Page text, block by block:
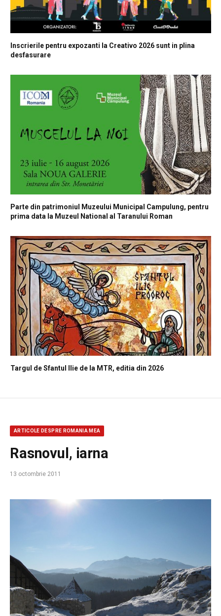
Inscrierile pentru expozanti la Creativo 2026 sunt in plina
desfasurare
Parte din patrimoniul Muzeului Municipal Campulung, pentru
prima data la Muzeul National al Taranului Roman
Targul de Sfantul Ilie de la MTR, editia din 2026
ARTICOLE DESPRE ROMANIA MEA
Rasnovul, iarna
13 octombrie 2011